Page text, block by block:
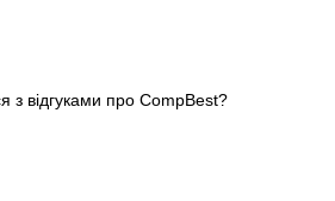
з відгуками про CompBest?